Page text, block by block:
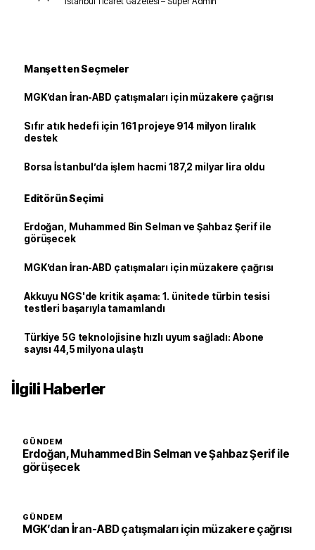
Manşetten Seçmeler
MGK’dan İran-ABD çatışmaları için müzakere çağrısı
Sıfır atık hedefi için 161 projeye 914 milyon liralık
destek
Borsa İstanbul’da işlem hacmi 187,2 milyar lira oldu
Editörün Seçimi
Erdoğan, Muhammed Bin Selman ve Şahbaz Şerif ile
görüşecek
MGK’dan İran-ABD çatışmaları için müzakere çağrısı
Akkuyu NGS'de kritik aşama: 1. ünitede türbin tesisi
testleri başarıyla tamamlandı
Türkiye 5G teknolojisine hızlı uyum sağladı: Abone
sayısı 44,5 milyona ulaştı
İlgili Haberler
GÜNDEM
Erdoğan, Muhammed Bin Selman ve Şahbaz Şerif ile
görüşecek
GÜNDEM
MGK’dan İran-ABD çatışmaları için müzakere çağrısı